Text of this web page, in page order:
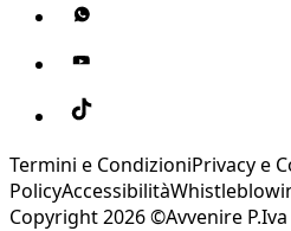
Termini e CondizioniPrivacy e
PolicyAccessibilità
Copyright 2026 ©Avvenire